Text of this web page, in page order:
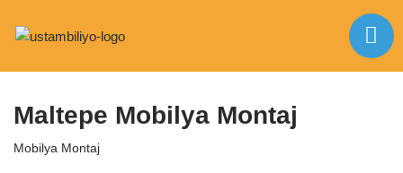
geç
Maltepe Mobilya Montaj
Mobilya Montaj